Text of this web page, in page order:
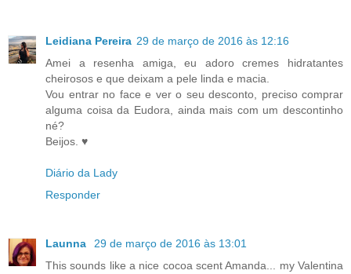
Leidiana Pereira 29 de março de 2016 às 12:16
Amei a resenha amiga, eu adoro cremes hidratantes
cheirosos e que deixam a pele linda e macia.
Vou entrar no face e ver o seu desconto, preciso comprar
alguma coisa da Eudora, ainda mais com um descontinho
né?
Beijos. ♥
Diário da Lady
Responder
Launna
29 de março de 2016 às 13:01
This sounds like a nice cocoa scent Amanda... my Valentina